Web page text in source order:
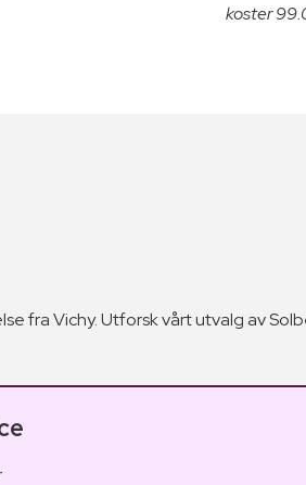
koster
fra Vichy. Utforsk vårt utvalg av